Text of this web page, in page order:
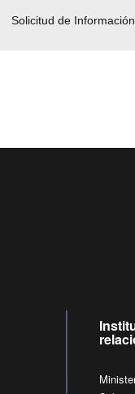
Solicitud de